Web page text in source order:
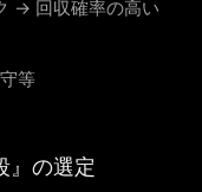
→ 回収確率の高い
等
の選定